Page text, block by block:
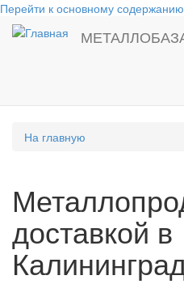
Перейти к основному содержанию
На главную
доставкой в